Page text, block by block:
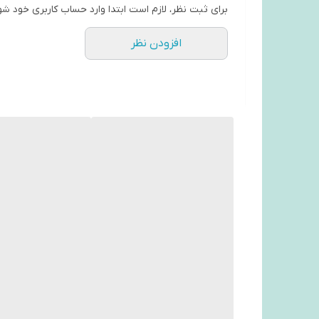
برای ثبت نظر، لازم است ابتدا وارد حساب کاربری خود
افزودن نظر